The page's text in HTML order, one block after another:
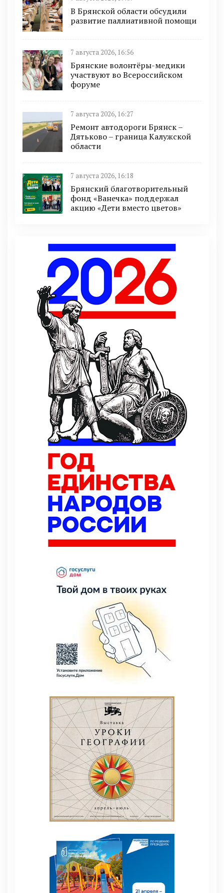
В Брянской области обсудили
развитие паллиативной помощи
7 августа 2026, 16:56
Брянские волонтёры-медики
участвуют во Всероссийском
форуме
7 августа 2026, 16:27
Ремонт автодороги Брянск –
Дятьково – граница Калужской
области
7 августа 2026, 16:18
Брянский благотворительный
фонд «Ванечка» поддержал
акцию «Дети вместо цветов»